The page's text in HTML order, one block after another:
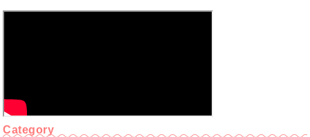
Category